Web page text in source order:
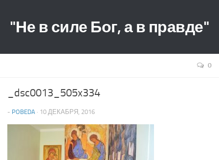
"Не в силе Бог, а в правде"
0
_dsc0013_505x334
- POBEDA · 10 ДЕКАБРЯ, 2016